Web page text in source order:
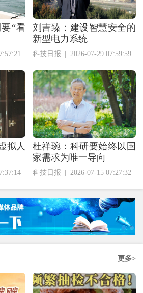
“看
刘吉臻：建设智慧安全的
新型电力系统
科技日报 | 2026-07-29 07:59:59
拟人
杜祥琬：科研要始终以国
家需求为唯一导向
科技日报 | 2026-07-15 07:27:32
更多>